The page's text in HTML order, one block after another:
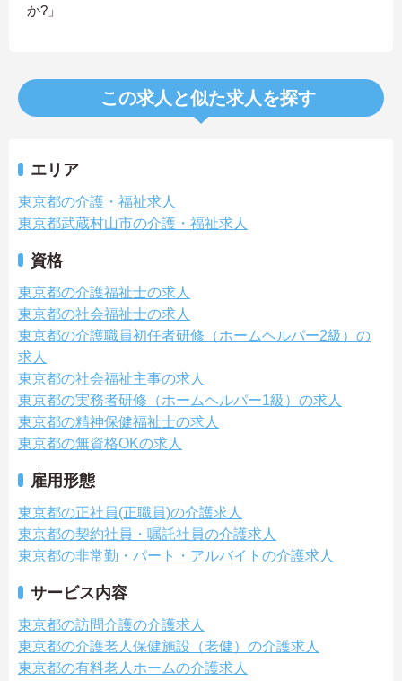
か?」
この求人と似た求人を探す
エリア
東京都の介護・福祉求人
東京都武蔵村山市の介護・福祉求人
資格
東京都の介護福祉士の求人
東京都の社会福祉士の求人
東京都の介護職員初任者研修（ホームヘルパー2級）の
求人
東京都の社会福祉主事の求人
東京都の実務者研修（ホームヘルパー1級）の求人
東京都の精神保健福祉士の求人
東京都の無資格OKの求人
雇用形態
東京都の正社員(正職員)の介護求人
東京都の契約社員・嘱託社員の介護求人
東京都の非常勤・パート・アルバイトの介護求人
サービス内容
東京都の訪問介護の介護求人
東京都の介護老人保健施設（老健）の介護求人
東京都の有料老人ホームの介護求人